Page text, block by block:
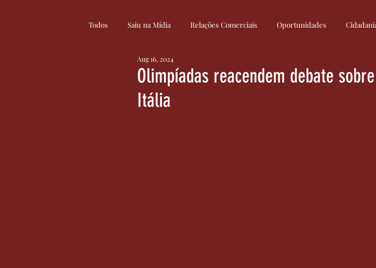
Todos Saiu na Mídia Relações Comerciais Oportunidades
Curiosidades Cultura
Inovação
Olimpíadas reacendem debate
Itália
Aug 16, 2024